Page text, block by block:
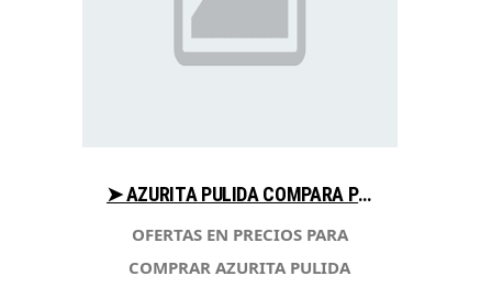
➤ AZURITA PULIDA COMPARA PRECIO PARA COMPRAR CON LIBRERIAESOTERICA.NET
OFERTAS EN PRECIOS PARA
COMPRAR AZURITA PULIDA